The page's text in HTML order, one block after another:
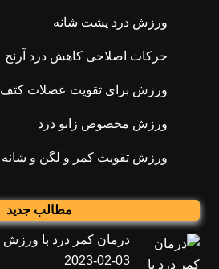
ورزش درد پشت شانه
حرکات اصلاحی کاهش درد آرنج
ورزش برای تقویت عضلات کتف
ورزش مخصوص زانو درد
ورزش تقویت کمر و لگن و شانه
مطالب جدید
درمان کمر درد با ورزش
2023-02-03